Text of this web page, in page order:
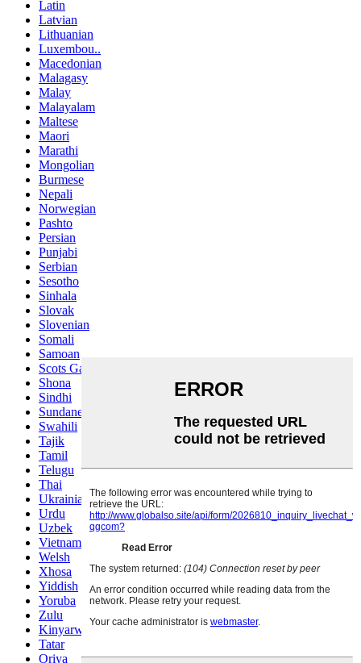
Latin
Latvian
Lithuanian
Luxembou..
Macedonian
Malagasy
Malay
Malayalam
Maltese
Maori
Marathi
Mongolian
Burmese
Nepali
Norwegian
Pashto
Persian
Punjabi
Serbian
Sesotho
Sinhala
Slovak
Slovenian
Somali
Samoan
Scots Gaelic
Shona
Sindhi
Sundanese
Swahili
Tajik
Tamil
Telugu
Thai
Ukrainian
Urdu
Uzbek
Vietnamese
Welsh
Xhosa
Yiddish
Yoruba
Zulu
Kinyarwanda
Tatar
Oriya